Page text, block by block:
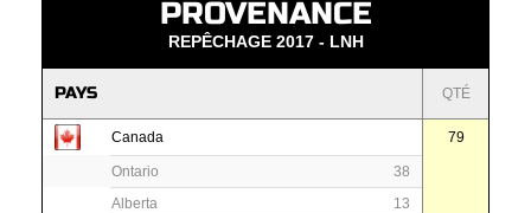
PROVENANCE
REPÊCHAGE 2017 - LNH
PAYS QTÉ
Canada 79
Ontario
38
Alberta
13